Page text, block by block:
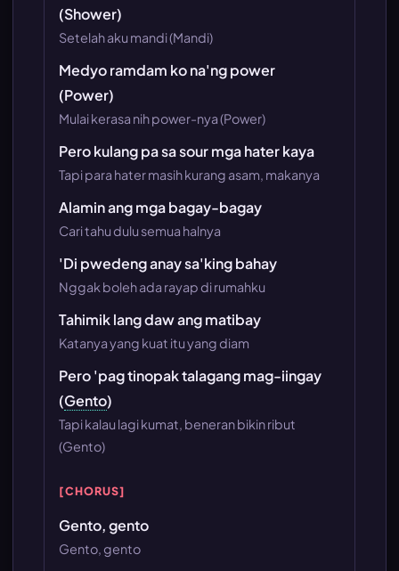
(Shower)
Setelah aku mandi (Mandi)
Medyo ramdam ko na'ng power
(Power)
Mulai kerasa nih power-nya (Power)
Pero kulang pa sa sour mga hater kaya
Tapi para hater masih kurang asam, makanya
Alamin ang mga bagay-bagay
Cari tahu dulu semua halnya
'Di pwedeng anay sa'king bahay
Nggak boleh ada rayap di rumahku
Tahimik lang daw ang matibay
Katanya yang kuat itu yang diam
Pero 'pag tinopak talagang mag-iingay
(Gento)
Tapi kalau lagi kumat, beneran bikin ribut
(Gento)
[CHORUS]
Gento, gento
Gento, gento